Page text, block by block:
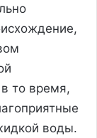
то время,
воды.